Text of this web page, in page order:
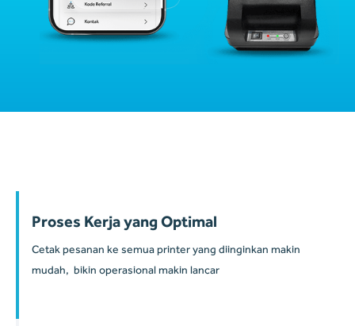
Proses Kerja yang Optimal
Cetak pesanan ke semua printer yang diinginkan makin
mudah, bikin operasional makin lancar